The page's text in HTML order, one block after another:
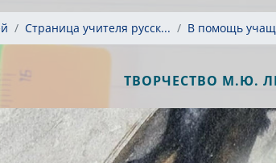
Страница учителя русск... В помощь
ТВОРЧЕСТВО М.Ю.